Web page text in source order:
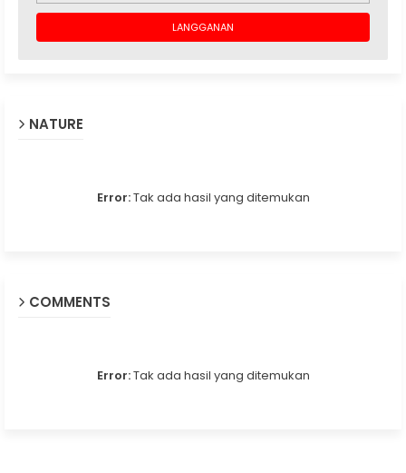
NATURE
Error:Tak ada hasil yang ditemukan
COMMENTS
Error:Tak ada hasil yang ditemukan